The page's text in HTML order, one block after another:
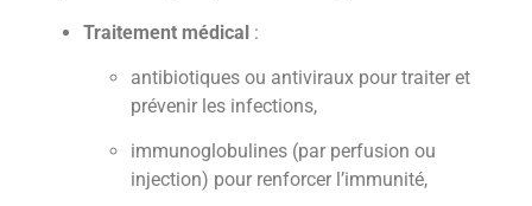
Traitement médical :
antibiotiques ou antiviraux pour traiter et
prévenir les infections,
immunoglobulines (par perfusion ou
injection) pour renforcer l’immunité,